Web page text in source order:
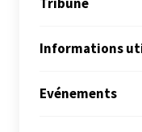
Informations
Evénements